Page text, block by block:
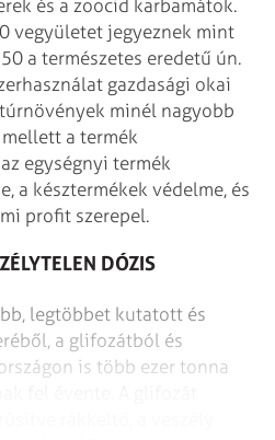
és a zoocid karbamátok.
vegyületet je­gyeznek mint
a természetes eredetű ún.
gazdasági okai
minél nagyobb
a termék
egységnyi termék
a késztermékek védelme, és
profit szerepel.
DÓZIS
legtöbbet kutatott és
a glifozátból és
is több ezer tonna